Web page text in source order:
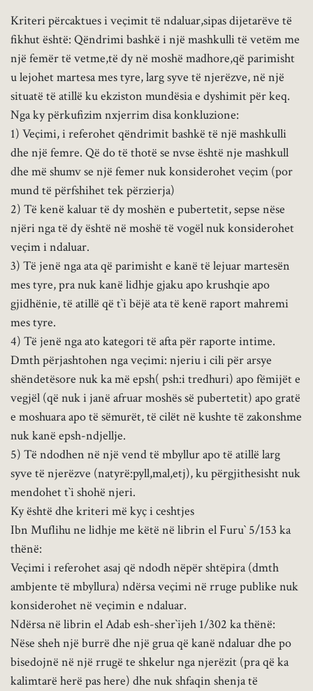
Kriteri përcaktues i veçimit të ndaluar,sipas dijetarëve të
fikhut është: Qëndrimi bashkë i një mashkulli të vetëm me
një femër të vetme,të dy në moshë madhore,që parimisht
u lejohet martesa mes tyre, larg syve të njerëzve, në një
situatë të atillë ku ekziston mundësia e dyshimit për keq.
Nga ky përkufizim nxjerrim disa konkluzione:
1) Veçimi, i referohet qëndrimit bashkë të një mashkulli
dhe një femre. Që do të thotë se nvse është nje mashkull
dhe më shumv se një femer nuk konsiderohet veçim (por
mund të përfshihet tek përzierja)
2) Të kenë kaluar të dy moshën e pubertetit, sepse nëse
njëri nga të dy është në moshë të vogël nuk konsiderohet
veçim i ndaluar.
3) Të jenë nga ata që parimisht e kanë të lejuar martesën
mes tyre, pra nuk kanë lidhje gjaku apo krushqie apo
gjidhënie, të atillë që t`i bëjë ata të kenë raport mahremi
mes tyre.
4) Të jenë nga ato kategori të afta për raporte intime.
Dmth përjashtohen nga veçimi: njeriu i cili për arsye
shëndetësore nuk ka më epsh( psh:i tredhuri) apo fëmijët e
vegjël (që nuk i janë afruar moshës së pubertetit) apo gratë
e moshuara apo të sëmurët, të cilët në kushte të zakonshme
nuk kanë epsh-ndjellje.
5) Të ndodhen në një vend të mbyllur apo të atillë larg
syve të njerëzve (natyrë:pyll,mal,etj), ku përgjithesisht nuk
mendohet t`i shohë njeri.
Ky është dhe kriteri më kyç i ceshtjes
Ibn Muflihu ne lidhje me këtë në librin el Furu` 5/153 ka
thënë:
Veçimi i referohet asaj që ndodh nëpër shtëpira (dmth
ambjente të mbyllura) ndërsa veçimi në rruge publike nuk
konsiderohet në veçimin e ndaluar.
Ndërsa në librin el Adab esh-sher`ijeh 1/302 ka thënë:
Nëse sheh një burrë dhe një grua që kanë ndaluar dhe po
bisedojnë në një rrugë te shkelur nga njerëzit (pra që ka
kalimtarë herë pas here) dhe nuk shfaqin shenja të